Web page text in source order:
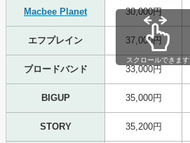
Macbee Planet 30,000円
エフプレイン 37,000円
ブロードバンド 33,000円
BIGUP 35,000円
STORY 35,200円
スクロールできます